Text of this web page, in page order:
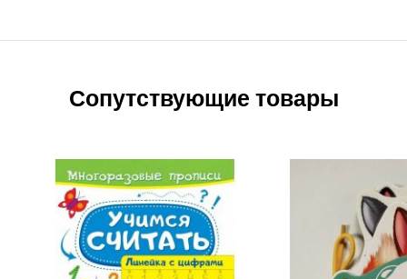
Сопутствующие товары